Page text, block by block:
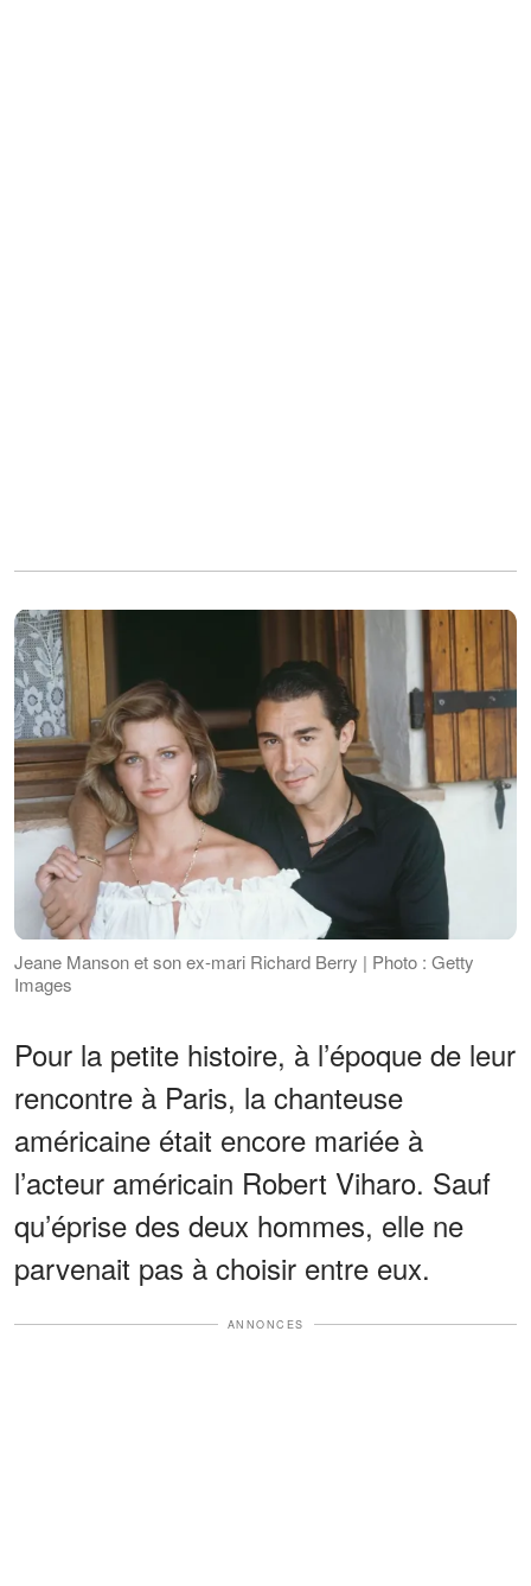
Jeane Manson et son ex-mari Richard Berry | Photo : Getty
Images
Pour la petite histoire, à l’époque de leur
rencontre à Paris, la chanteuse
américaine était encore mariée à
l’acteur américain Robert Viharo. Sauf
qu’éprise des deux hommes, elle ne
parvenait pas à choisir entre eux.
ANNONCES